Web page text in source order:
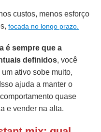
custos, menos esforço
focada no longo prazo.
é sempre que a
definidos, você
ativo sobe muito,
ajuda a manter o
quase
e vender na alta.